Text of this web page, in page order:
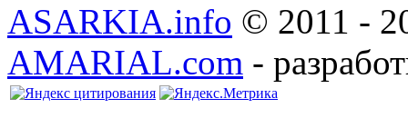
ASARKIA.info © 2011 -
AMARIAL.com -